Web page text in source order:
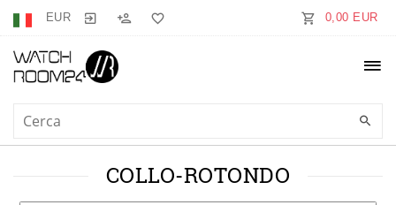
EUR 0,00 EUR
COLLO-ROTONDO